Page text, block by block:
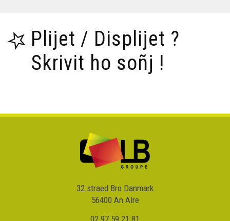
Plijet / Displijet ?
Skrivit ho soñj !
32 straed Bro Danmark
56400 An Alre